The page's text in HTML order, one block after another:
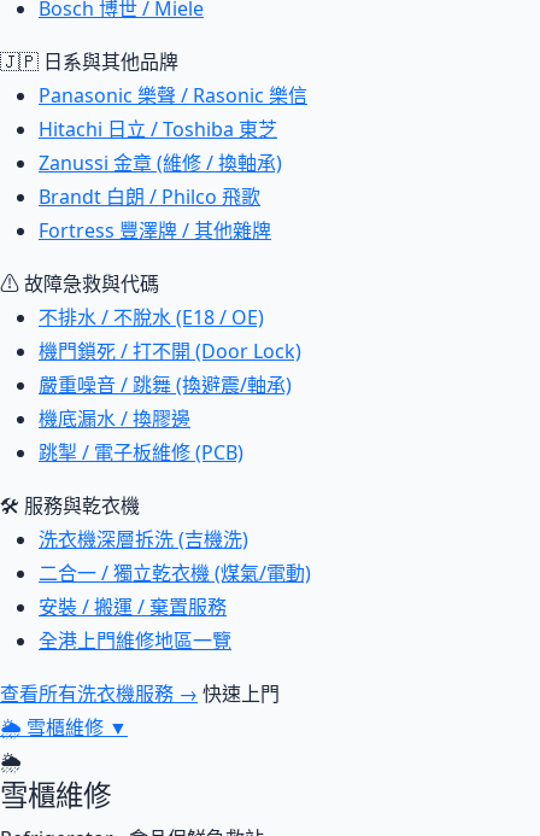
Bosch 博世 / Miele
🇯🇵 日系與其他品牌
Panasonic 樂聲 / Rasonic 樂信
Hitachi 日立 / Toshiba 東芝
Zanussi 金章 (維修 / 換軸承)
Brandt 白朗 / Philco 飛歌
Fortress 豐澤牌 / 其他雜牌
⚠ 故障急救與代碼
不排水 / 不脫水 (E18 / OE)
機門鎖死 / 打不開 (Door Lock)
嚴重噪音 / 跳舞 (換避震/軸承)
機底漏水 / 換膠邊
跳掣 / 電子板維修 (PCB)
🛠 服務與乾衣機
洗衣機深層拆洗 (吉機洗)
二合一 / 獨立乾衣機 (煤氣/電動)
安裝 / 搬運 / 棄置服務
全港上門維修地區一覽
查看所有洗衣機服務 → 快速上門
🌦 雪櫃維修 ▼
🌦
雪櫃維修